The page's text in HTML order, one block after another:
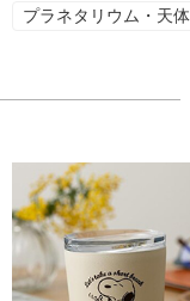
プラネタリウム・天